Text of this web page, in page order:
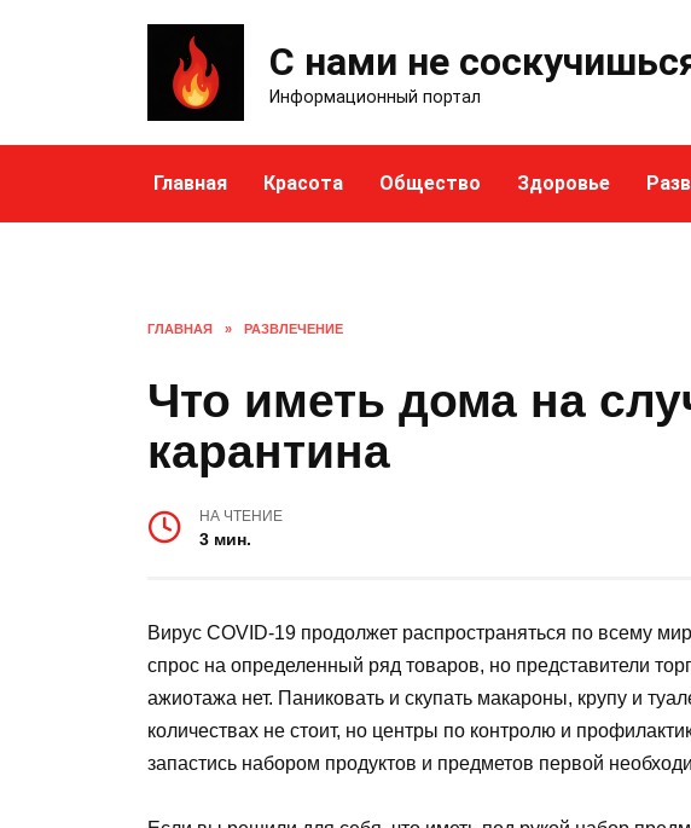
С нами не
Информационный портал
Главная Красота Общество Здоровье
ГЛАВНАЯ » РАЗВЛЕЧЕНИЕ
Что иметь дома на
карантина
НА ЧТЕНИЕ
3 мин.
Вирус COVID-19 продолжет распространяться по всему
спрос на определенный ряд товаров, но представители
ажиотажа нет. Паниковать и скупать макароны, крупу и
количествах не стоит, но центры по контролю и
запастись набором продуктов и предметов первой